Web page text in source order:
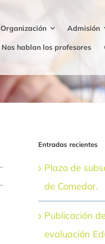
Organización Admisión
Nos hablan los profesores
Entradas recientes
Plazo de
de Comedor.
Publicación
evaluación